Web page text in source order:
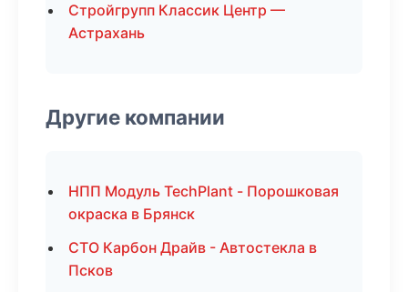
Стройгрупп Классик Центр —
Астрахань
Другие компании
НПП Модуль TechPlant - Порошковая
окраска в Брянск
СТО Карбон Драйв - Автостекла в
Псков